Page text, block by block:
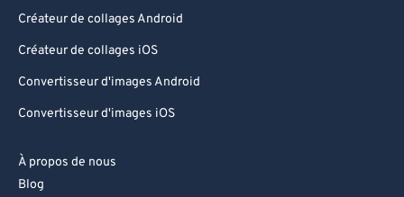
Créateur de collages Android
Créateur de collages iOS
Convertisseur d'images Android
Convertisseur d'images iOS
À propos de nous
Blog